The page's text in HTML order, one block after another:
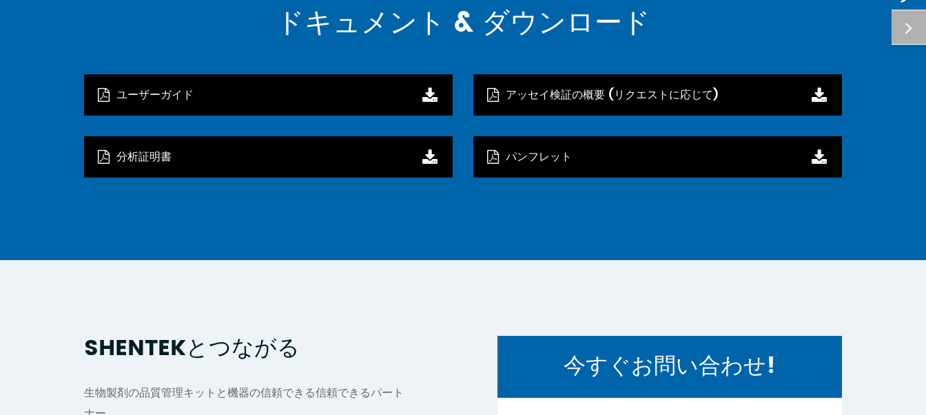
ドキュメント & ダウンロード
ユーザーガイド アッセイ検証の概要 (リクエストに応じて)
分析証明書 パンフレット
SHENTEKとつながる
生物製剤の品質管理キットと機器の信頼できる信頼できるパート
今すぐお問い合わせ!